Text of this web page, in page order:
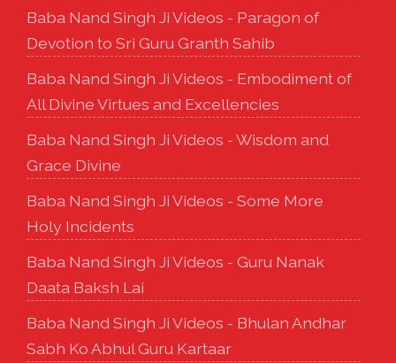
Baba Nand Singh Ji Videos - Paragon of
Devotion to Sri Guru Granth Sahib
Baba Nand Singh Ji Videos - Embodiment of
All Divine Virtues and Excellencies
Baba Nand Singh Ji Videos - Wisdom and
Grace Divine
Baba Nand Singh Ji Videos - Some More
Holy Incidents
Baba Nand Singh Ji Videos - Guru Nanak
Daata Baksh Lai
Baba Nand Singh Ji Videos - Bhulan Andhar
Sabh Ko Abhul Guru Kartaar